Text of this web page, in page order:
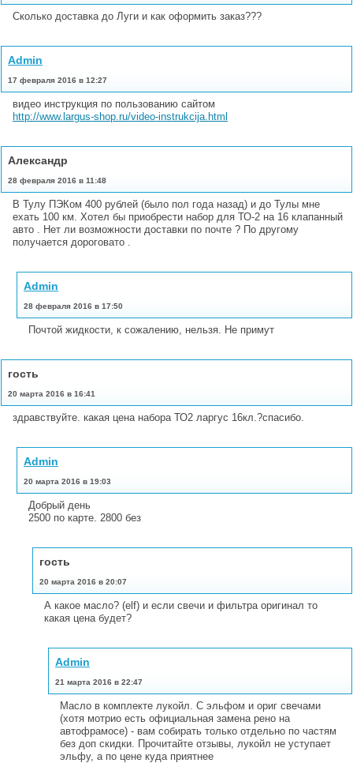
Сколько доставка до Луги и как оформить заказ???
Admin
17 февраля 2016 в 12:27
видео инструкция по пользованию сайтом
http://www.largus-shop.ru/video-instrukcija.html
Александр
28 февраля 2016 в 11:48
В Тулу ПЭКом 400 рублей (было пол года назад) и до Тулы мне
ехать 100 км. Хотел бы приобрести набор для ТО-2 на 16 клапанный
авто . Нет ли возможности доставки по почте ? По другому
получается дороговато .
Admin
28 февраля 2016 в 17:50
Почтой жидкости, к сожалению, нельзя. Не примут
гость
20 марта 2016 в 16:41
здравствуйте. какая цена набора ТО2 ларгус 16кл.?спасибо.
Admin
20 марта 2016 в 19:03
Добрый день
2500 по карте. 2800 без
гость
20 марта 2016 в 20:07
А какое масло? (elf) и если свечи и фильтра оригинал то
какая цена будет?
Admin
21 марта 2016 в 22:47
Масло в комплекте лукойл. С эльфом и ориг свечами
(хотя мотрио есть официальная замена рено на
автофрамосе) - вам собирать только отдельно по частям
без доп скидки. Прочитайте отзывы, лукойл не уступает
эльфу, а по цене куда приятнее